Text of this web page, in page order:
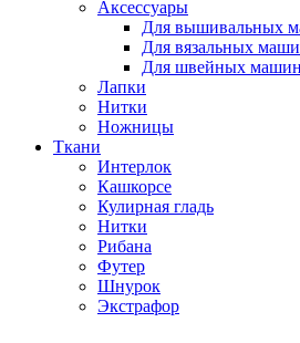
Аксессуары
Для вышивальных
Для вязальных
Для швейных машин
Лапки
Нитки
Ножницы
Ткани
Интерлок
Кашкорсе
Кулирная гладь
Нитки
Рибана
Футер
Шнурок
Экстрафор